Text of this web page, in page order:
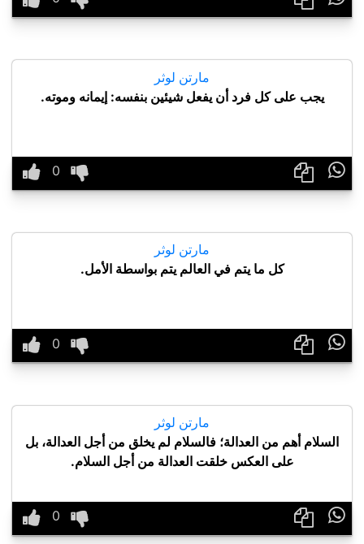
مارتن لوثر
يجب على كل فرد أن يفعل شيئين بنفسه: إيمانه وموته.

مارتن لوثر
كل ما يتم في العالم يتم بواسطة الأمل.

مارتن لوثر
السلام أهم من العدالة؛ فالسلام لم يخلق من أجل العدالة، بل
على العكس خلقت العدالة من أجل السلام.
